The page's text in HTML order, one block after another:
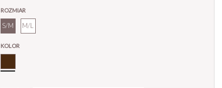
ROZMIAR
S/M M/L
KOLOR